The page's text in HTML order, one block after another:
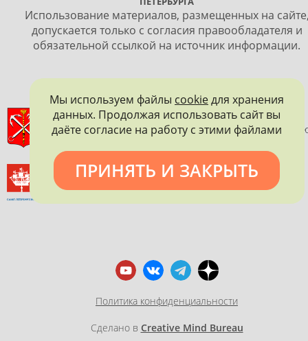
Использование материалов, размещенных на
допускается только с согласия правообладателя и
обязательной ссылкой на источник информации.
ПРАВИТЕЛЬСТВО САНКТ-ПЕТЕРБУРГА
КОМИТЕТ ПО ГОСУДАРСТВЕННОМУ КОНТРОЛЮ,
ВСЕРОССИЙСКОЕ ОБЩЕСТВО ОХРАНЫ ПАМЯТНИКОВ
ИСТОРИИ И КУЛЬТУРЫ
Политика конфиденциальности
Сделано в Creative Mind Bureau
Мы используем файлы cookieдля хранения
данных. Продолжая использовать сайт вы
даёте согласие на работу с этими файлами
ПРИНЯТЬ И ЗАКРЫТЬ